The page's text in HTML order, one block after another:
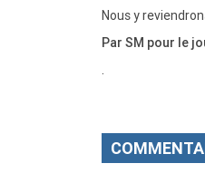
Nous y
Par SM pour le
.